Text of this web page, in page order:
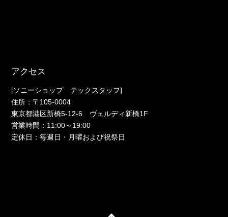
アクセス
[ソニーショップ テックスタッフ]
住所：〒105-0004
東京都港区新橋5-12-6 ヴェルディ新橋1F
営業時間：11:00～19:00
定休日：毎週日・月曜および祝祭日